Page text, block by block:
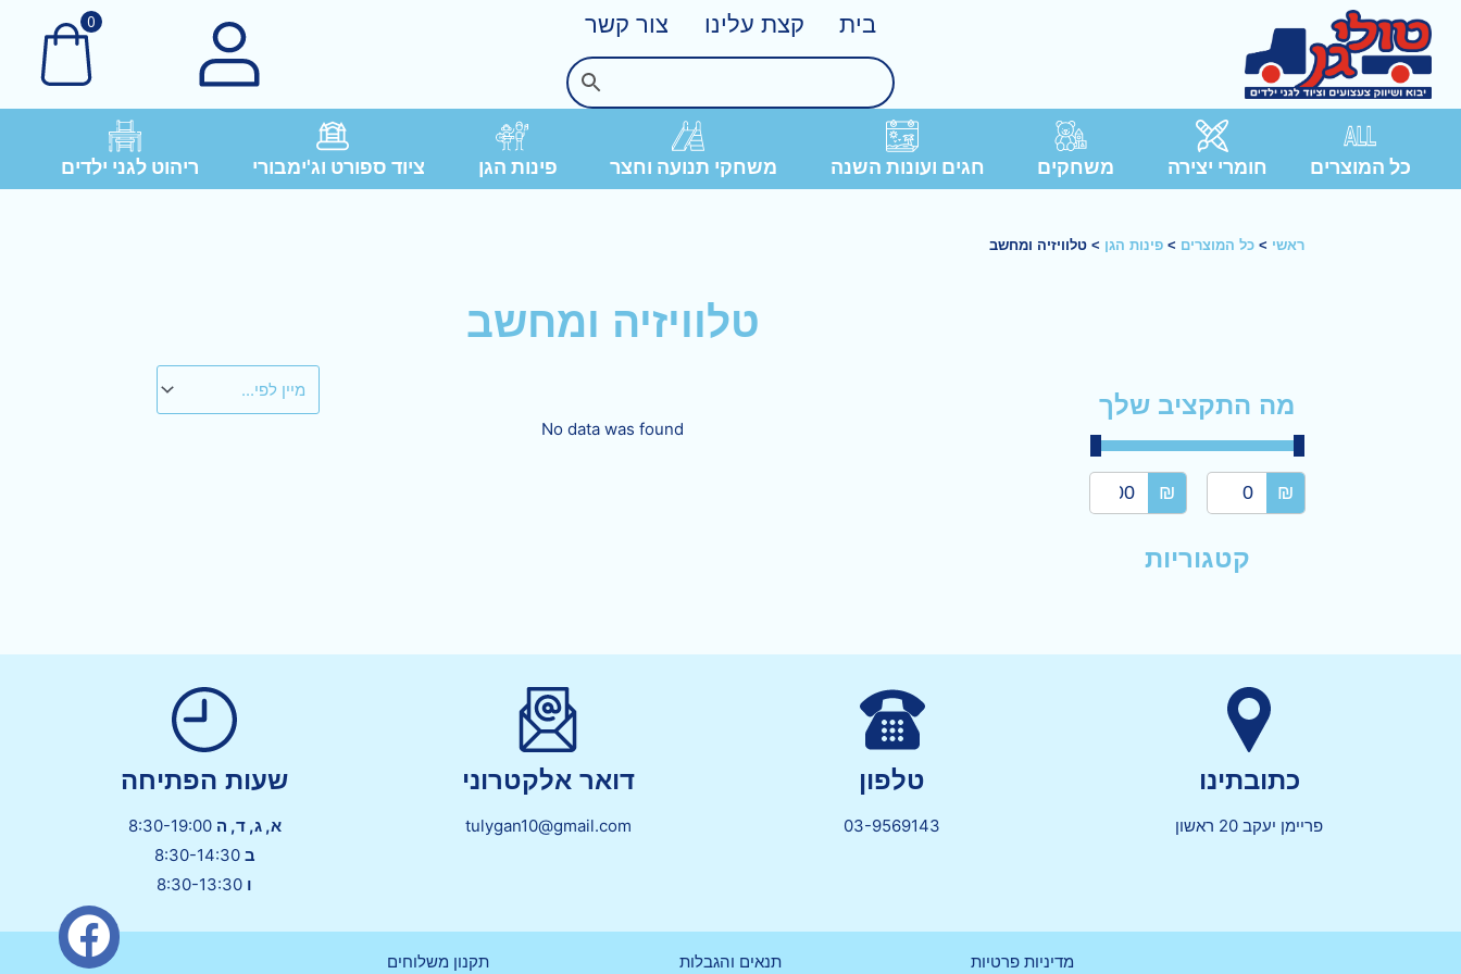
בית קצת עלינו צור קשר 0
כל המוצרים חומרי יצירה משחקים חגים ועונות השנה משחקי תנועה וחצר פינות הגן ציוד ספורט וג'ימבורי ריהוט לגני ילדים
ראשי >כל המוצרים >פינות הגן >טלוויזיה ומחשב
מה התקציב שלך
₪
₪
קטגוריות
טלוויזיה ומחשב
No data was found
כתובתינו
פריימן יעקב 20 ראשון
טלפון
03-9569143
דואר אלקטרוני
tulygan10@gmail.com
שעות הפתיחה
א, ג, ד, ה 8:30-19:00
ב 8:30-14:30
ו
מדיניות פרטיות תנאים והגבלות תקנון משלוחים